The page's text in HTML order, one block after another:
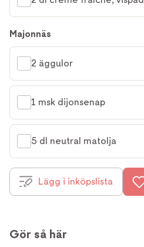
Majonnäs
2 äggulor
1 msk dijonsenap
5 dl neutral matolja
Lägg i inköpslista
Gör så här